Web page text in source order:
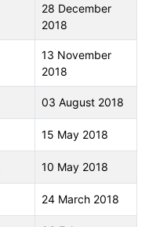
28 December
2018
13 November
2018
03 August 2018
15 May 2018
10 May 2018
24 March 2018